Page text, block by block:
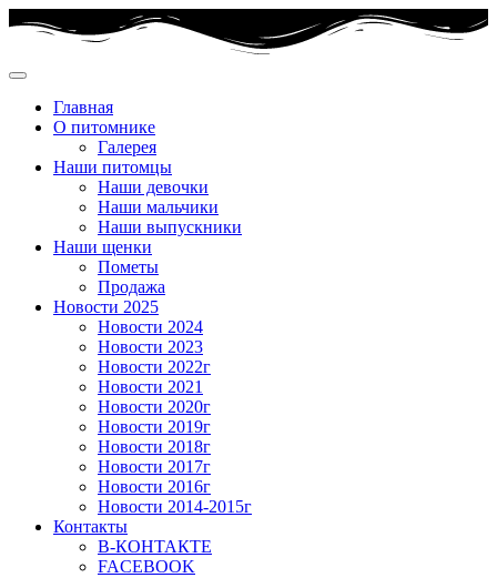
Главная
О питомнике
Галерея
Наши питомцы
Наши девочки
Наши мальчики
Наши выпускники
Наши щенки
Пометы
Продажа
Новости 2025
Новости 2024
Новости 2023
Новости 2022г
Новости 2021
Новости 2020г
Новости 2019г
Новости 2018г
Новости 2017г
Новости 2016г
Новости 2014-2015г
Контакты
В-КОНТАКТЕ
FACEBOOK